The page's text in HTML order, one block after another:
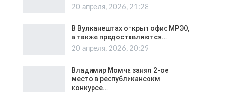
20 апреля, 2026, 21:28
В Вулканештах открыт офис МРЭО,
а также предоставляются…
20 апреля, 2026, 20:29
Владимир Момча занял 2-ое
место в республикансокм
конкурсе…